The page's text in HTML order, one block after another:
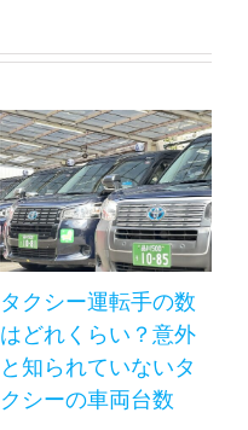
タクシー運転手の数
はどれくらい？意外
と知られていないタ
クシーの車両台数